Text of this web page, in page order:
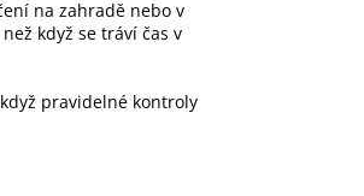
na zahradě nebo v
když se tráví čas v
pravidelné kontroly